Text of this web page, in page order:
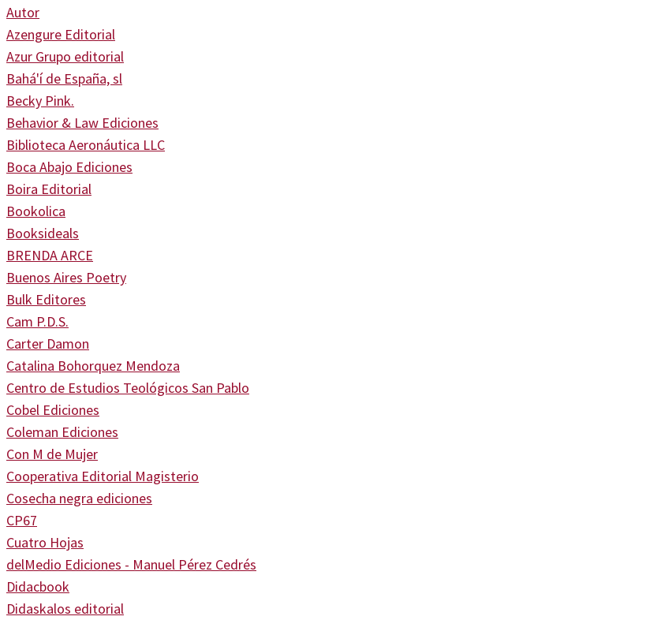
Autor
Azengure Editorial
Azur Grupo editorial
Bahá'í de España, sl
Becky Pink.
Behavior & Law Ediciones
Biblioteca Aeronáutica LLC
Boca Abajo Ediciones
Boira Editorial
Bookolica
Booksideals
BRENDA ARCE
Buenos Aires Poetry
Bulk Editores
Cam P.D.S.
Carter Damon
Catalina Bohorquez Mendoza
Centro de Estudios Teológicos San Pablo
Cobel Ediciones
Coleman Ediciones
Con M de Mujer
Cooperativa Editorial Magisterio
Cosecha negra ediciones
CP67
Cuatro Hojas
delMedio Ediciones - Manuel Pérez Cedrés
Didacbook
Didaskalos editorial